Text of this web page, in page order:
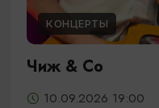
КОНЦЕРТЫ
Чиж & Cо
10.09.2026 19:00